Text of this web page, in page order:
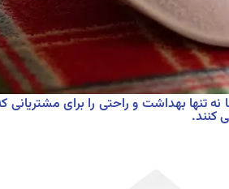
تنها بهداشت و راحتی را برای
کنند.